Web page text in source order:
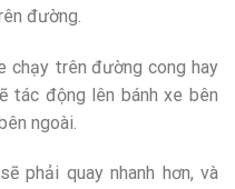
đường.
chạy trên đường cong hay
tác động lên bánh xe bên
ngoài.
phải quay nhanh hơn, và